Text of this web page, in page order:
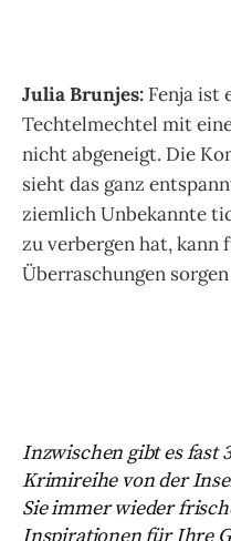
Julia Brunjes: Fenja ist
Techtelmechtel mit
nicht abgeneigt. Die
sieht das ganz
ziemlich Unbekannte
zu verbergen hat, kann
Überraschungen
Inzwischen gibt es fast
Krimireihe von der
Sie immer wieder